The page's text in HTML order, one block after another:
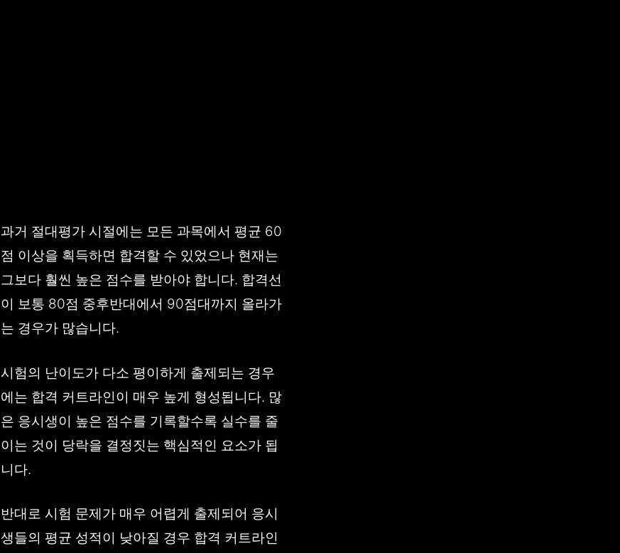
과거 절대평가 시절에는 모든 과목에서 평균 60
점 이상을 획득하면 합격할 수 있었으나 현재는
그보다 훨씬 높은 점수를 받아야 합니다. 합격선
이 보통 80점 중후반대에서 90점대까지 올라가
는 경우가 많습니다.
시험의 난이도가 다소 평이하게 출제되는 경우
에는 합격 커트라인이 매우 높게 형성됩니다. 많
은 응시생이 높은 점수를 기록할수록 실수를 줄
이는 것이 당락을 결정짓는 핵심적인 요소가 됩
니다.
반대로 시험 문제가 매우 어렵게 출제되어 응시
생들의 평균 성적이 낮아질 경우 합격 커트라인